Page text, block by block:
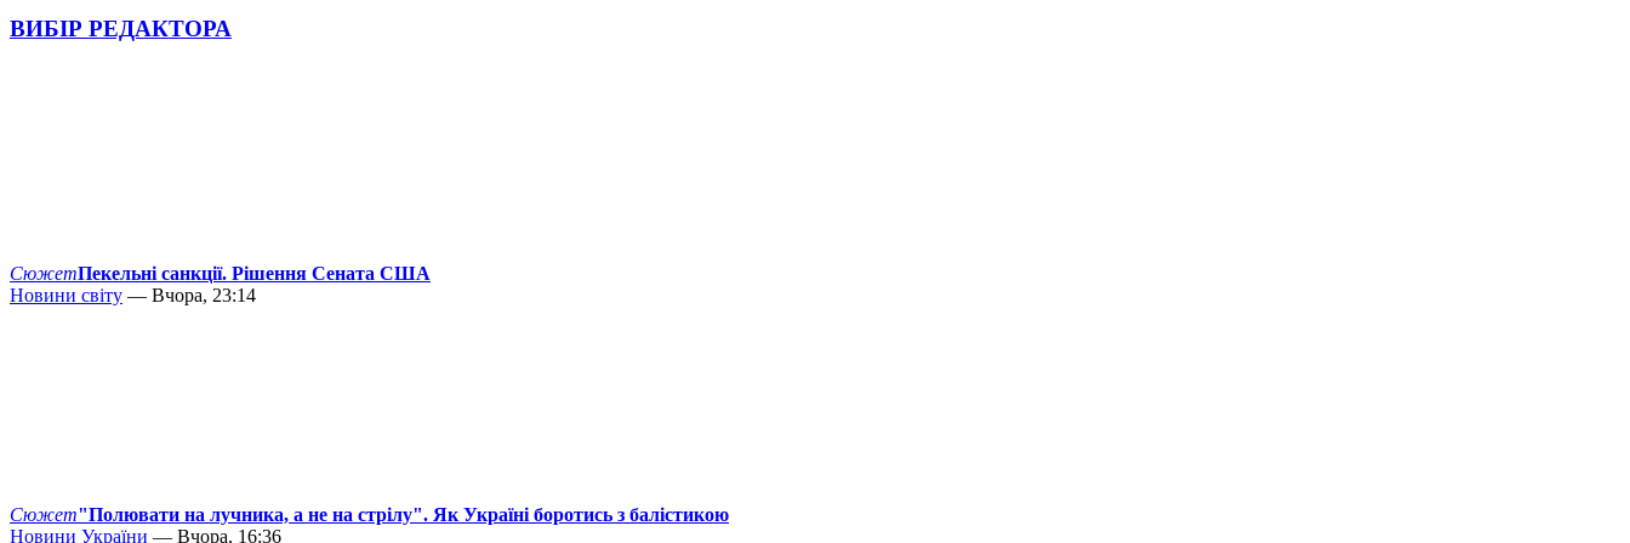
ВИБІР РЕДАКТОРА
СюжетПекельні санкції. Рішення Сената США
Новини світу — Вчора, 23:14
Сюжет"Полювати на лучника, а не на стрілу". Як Україні боротись з балістикою
Новини України — Вчора, 16:36